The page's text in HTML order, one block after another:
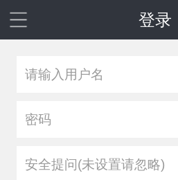
登录
安全提问(未设置请忽略)